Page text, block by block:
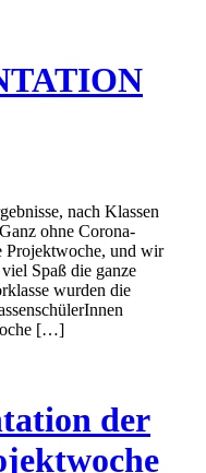
nach Klassen
ohne Corona-
Projektwoche, und wir
Spaß die ganze
wurden die
[…]
der